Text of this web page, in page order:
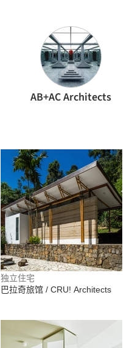
AB+AC Architects
独立住宅
巴拉奇旅馆 / CRU! Architects